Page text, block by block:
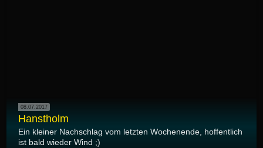
08.07.2017
Hanstholm
Ein kleiner Nachschlag vom letzten Wochenende, hoffentlich
ist bald wieder Wind ;)